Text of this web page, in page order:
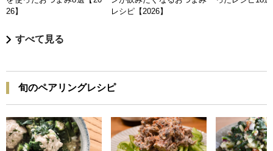
26】
レシピ【2026】
すべて見る
旬のペアリングレシピ